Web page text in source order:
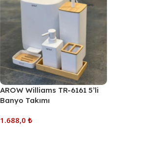
AROW Williams TR-6161 5’li
Banyo Takımı
1.688,0 ₺